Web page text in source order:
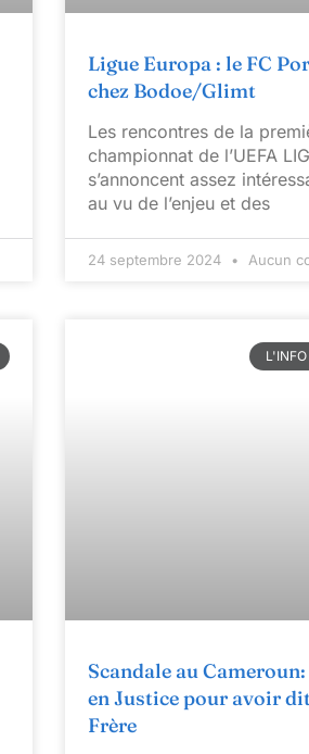
Ligue Europa : le FC
chez Bodoe/Glimt
Les rencontres de la
championnat de l’UEFA
s’annoncent assez
au vu de l’enjeu et des
24 septembre 2024 Aucun
Scandale au
en Justice pour avoir
Frère